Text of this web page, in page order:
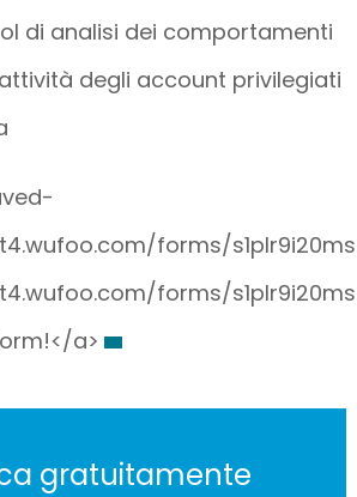
di analisi dei comportamenti
degli account privilegiati
forms/
forms/
a>
gratuitamente